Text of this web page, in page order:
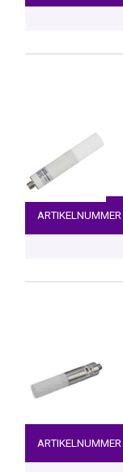
ARTIKELNUMMER
ARTIKELNUMMER